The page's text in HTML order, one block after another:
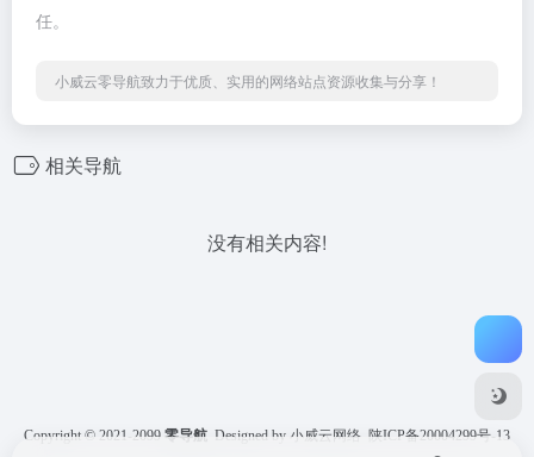
任。
小威云零导航致力于优质、实用的网络站点资源收集与分享！
相关导航
没有相关内容!
Copyright © 2021-2099 零导航 Designed by 小威云网络 陕ICP备20004299号-13